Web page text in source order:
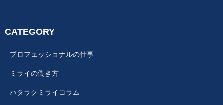
CATEGORY
プロフェッショナルの仕事
ミライの働き方
ハタラクミライコラム